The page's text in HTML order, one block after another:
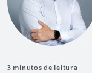
3 minutos de leitura